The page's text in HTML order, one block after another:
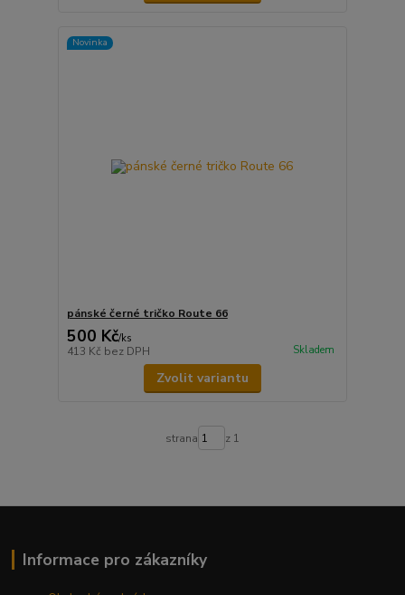
Novinka
pánské černé tričko Route 66
500 Kč/ks
413 Kč bez DPH Skladem
Zvolit variantu
strana z 1
Informace pro zákazníky